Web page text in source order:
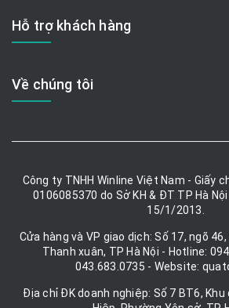
Hỗ trợ khách hàng
Về chúng tôi
Công ty TNHH Winline Việt Nam - Giấy
0106085370 do Sở KH & ĐT TP Hà
15/1/2013.
Cửa hàng và VP giao dịch: Số 17, ngõ
Thanh xuân, TP Hà Nội - Hotline:
043.683.0735 - Website:
Địa chỉ ĐK doanh nghiệp: Số 7 BT6,